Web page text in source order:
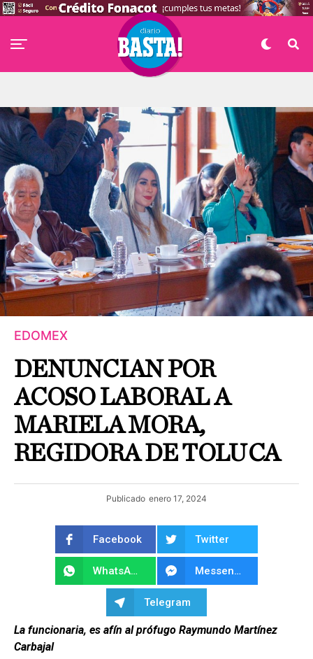
EDOMEX
DENUNCIAN POR
ACOSO LABORAL A
MARIELA MORA,
REGIDORA DE TOLUCA
Publicado enero 17, 2024
Facebook Twitter
WhatsApp Messenger
Telegram
La funcionaria, es afín al prófugo Raymundo Martínez
Carbajal